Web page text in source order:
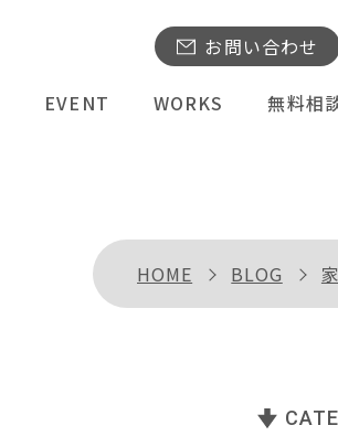
EVENT WORKS 無料相
お問い合わせ
HOME BLOG